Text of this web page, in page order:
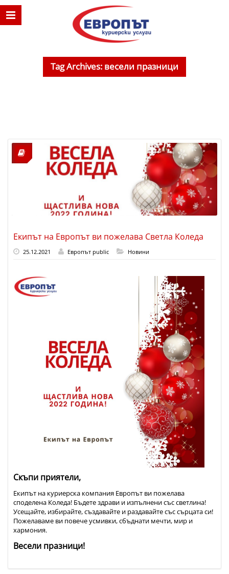
Tag Archives: весели празници
Екипът на Европът ви пожелава Светла Коледа
25.12.2021 Европът public Новини
Скъпи приятели,
Екипът на куриерска компания Европът ви пожелава
споделена Коледа! Бъдете здрави и изпълнени със светлина!
Усещайте, избирайте, създавайте и раздавайте със сърцата си!
Пожелаваме ви повече усмивки, сбъднати мечти, мир и
хармония.
Весели празници!